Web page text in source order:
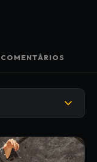
COMENTÁRIOS